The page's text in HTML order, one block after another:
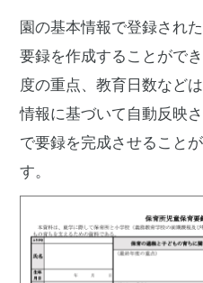
園の基本情報で登録され
要録を作成することがで
度の重点、教育日数など
情報に基づいて自動反映
で要録を完成させること
す。